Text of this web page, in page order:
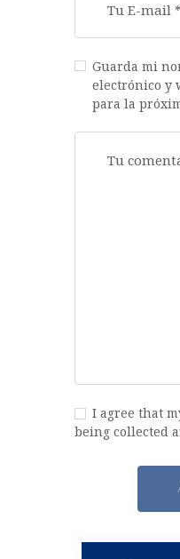
Guarda mi
electrónico y
para la
I agree that
being collected